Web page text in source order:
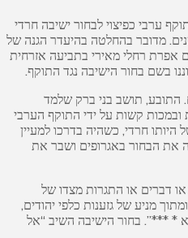
תוקף ערבי כפיצוי לבחור ישיבה חרדי
מדובר בהחלטה בהיעדר הגנה של
רחלי מאירי בתביעה אזרחית
בשם בחור הישיבה נגד התוקף.
התובע, תושב בני ברק שלמד
ובמכות קשות על ידי התוקף הערבי
היותו חרדי, כשהיה בדרכו למעיין
את הבחור באגרופים ושבר את
דברים או התגרות מצדו של
מניע של גזענות כלפי יהודים,
* ***”. בחור הישיבה השיב “אל